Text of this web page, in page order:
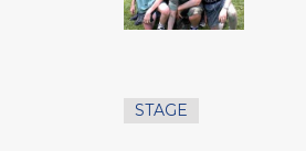
STAGE